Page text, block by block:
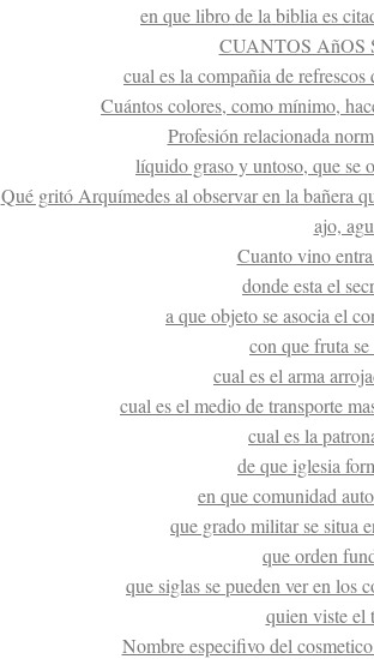
en que libro de la biblia es
CUANTOS AñOS
cual es la compañia de
Cuántos colores, como mínimo,
Profesión relacionada
líquido graso y untoso, que se
Qué gritó Arquímedes al observar en la bañera
ajo,
Cuanto vino
donde esta el
a que objeto se asocia el
con que fruta
cual es el arma
cual es el medio de transporte
cual es la
de que iglesia
en que comunidad
que grado militar se situa
que orden
que siglas se pueden ver en los
quien viste el
Nombre especifivo del